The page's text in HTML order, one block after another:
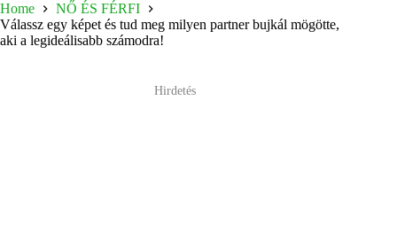
Home
NŐ ÉS FÉRFI
Válassz egy képet és tud meg milyen partner bujkál mögötte,
aki a legideálisabb számodra!
Hirdetés